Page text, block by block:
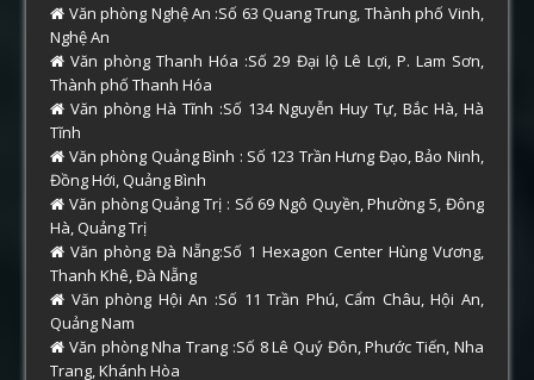
Văn phòng Nghệ An :Số 63 Quang Trung, Thành phố Vinh,
Nghệ An
Văn phòng Thanh Hóa :Số 29 Đại lộ Lê Lợi, P. Lam Sơn,
Thành phố Thanh Hóa
Văn phòng Hà Tĩnh :Số 134 Nguyễn Huy Tự, Bắc Hà, Hà
Tĩnh
Văn phòng Quảng Bình : Số 123 Trần Hưng Đạo, Bảo Ninh,
Đồng Hới, Quảng Bình
Văn phòng Quảng Trị : Số 69 Ngô Quyền, Phường 5, Đông
Hà, Quảng Trị
Văn phòng Đà Nẵng:Số 1 Hexagon Center Hùng Vương,
Thanh Khê, Đà Nẵng
Văn phòng Hội An :Số 11 Trần Phú, Cẩm Châu, Hội An,
Quảng Nam
Văn phòng Nha Trang :Số 8 Lê Quý Đôn, Phước Tiến, Nha
Trang, Khánh Hòa